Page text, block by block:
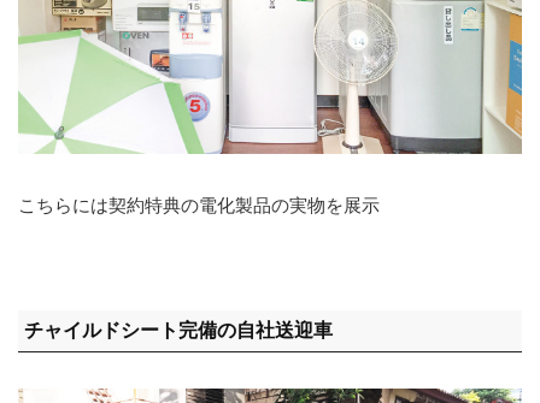
こちらには契約特典の電化製品の実物を展示
チャイルドシート完備の自社送迎車